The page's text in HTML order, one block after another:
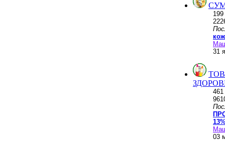
199
31
461
03